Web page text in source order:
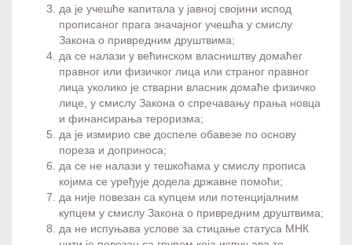
да је учешће капитала у јавној својини испод
прописаног прага значајног учешћа у смислу
Закона о привредним друштвима;
да се налази у већинском власништву домаћег
правног или физичког лица или страног правног
лица уколико је стварни власник домаће физичко
лице, у смислу Закона о спречавању прања новца
и финансирања тероризма;
да је измирио све доспеле обавезе по основу
пореза и доприноса;
да се не налази у тешкоћама у смислу прописа
којима се уређује додела државне помоћи;
да није повезан са купцем или потенцијалним
купцем у смислу Закона о привредним друштвима;
да не испуњава услове за стицање статуса МНК